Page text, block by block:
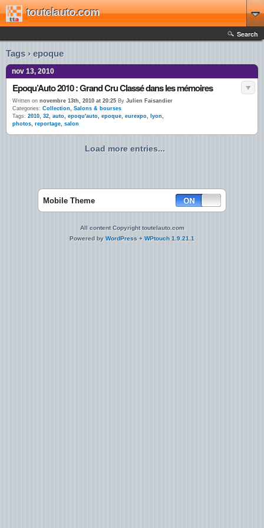
toutelauto.com
Search
Tags › epoque
nov 13, 2010
Epoqu’Auto 2010 : Grand Cru Classé dans les mémoires
Written on novembre 13th, 2010 at 20:25 By Julien Faisandier
Categories: Collection, Salons & bourses
Tags: 2010, 32, auto, epoqu'auto, epoque, eurexpo, lyon,
photos, reportage, salon
Load more entries...
Mobile Theme
All content Copyright toutelauto.com
Powered by WordPress + WPtouch 1.9.21.1